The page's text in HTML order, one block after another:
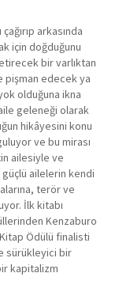
arkasında
için doğduğunu
bir varlıktan
pişman edecek ya
olduğuna ikna
geleneği olarak
hikâyesini konu
ve bu mirası
ailesiyle ve
ailelerin kendi
terör ve
İlk kitabı
Kenzaburo
Ödülü finalisti
sürükleyici bir
kapitalizm